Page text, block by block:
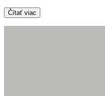
Čítať viac